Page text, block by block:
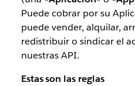
Puede cobrar por su
puede vender, alquilar,
redistribuir o sindicar el
nuestras API.
Estas son las reglas